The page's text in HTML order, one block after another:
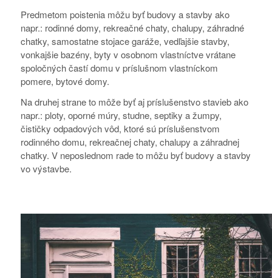
Predmetom poistenia môžu byť budovy a stavby ako
napr.: rodinné domy, rekreačné chaty, chalupy, záhradné
chatky, samostatne stojace garáže, vedľajšie stavby,
vonkajšie bazény, byty v osobnom vlastníctve vrátane
spoločných častí domu v príslušnom vlastníckom
pomere, bytové domy.
Na druhej strane to môže byť aj príslušenstvo stavieb ako
napr.: ploty, oporné múry, studne, septiky a žumpy,
čističky odpadových vôd, ktoré sú príslušenstvom
rodinného domu, rekreačnej chaty, chalupy a záhradnej
chatky. V neposlednom rade to môžu byť budovy a stavby
vo výstavbe.